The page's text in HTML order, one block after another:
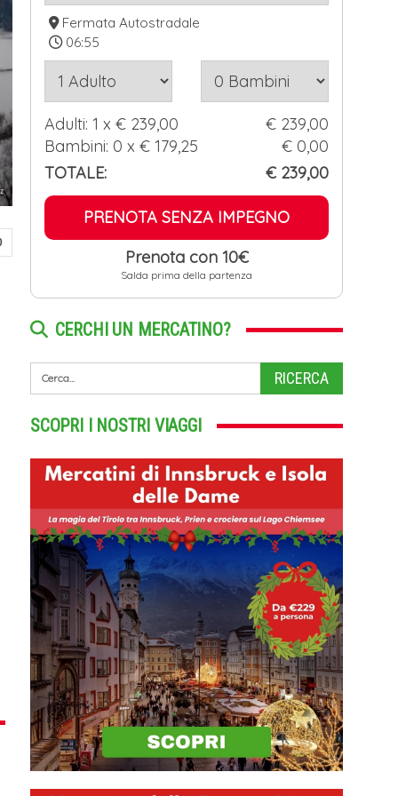
Fermata Autostradale
06:55
Adulti: 1 x € 239,00
€ 239,00
Bambini: 0 x € 179,25
€ 0,00
TOTALE:
€ 239,00
PRENOTA SENZA IMPEGNO
Prenota con 10€
Salda prima della partenza
CERCHI UN MERCATINO?
SCOPRI I NOSTRI VIAGGI